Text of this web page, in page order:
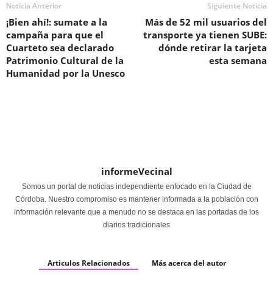
Noticia Anterior
¡Bien ahí!: sumate a la
campaña para que el
Cuarteto sea declarado
Patrimonio Cultural de la
Humanidad por la Unesco
Siguiente Noticia
Más de 52 mil usuarios del
transporte ya tienen SUBE:
dónde retirar la tarjeta
esta semana
informeVecinal
Somos un portal de noticias independiente enfocado en la Ciudad de
Córdoba. Nuestro compromiso es mantener informada a la población con
información relevante que a menudo no se destaca en las portadas de los
diarios tradicionales
Articulos Relacionados Más acerca del autor